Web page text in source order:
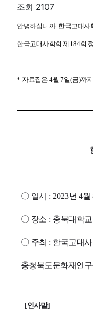
조회 2107
안녕하십니까. 한국고대사
한국고대사학회 제 184회
* 자료집은 4월 7일(금)까
〇 일시 : 2023년4월
〇 장소 : 충북대학
〇 주최 : 한국고대사
충청북도문화재연구
[인사말]